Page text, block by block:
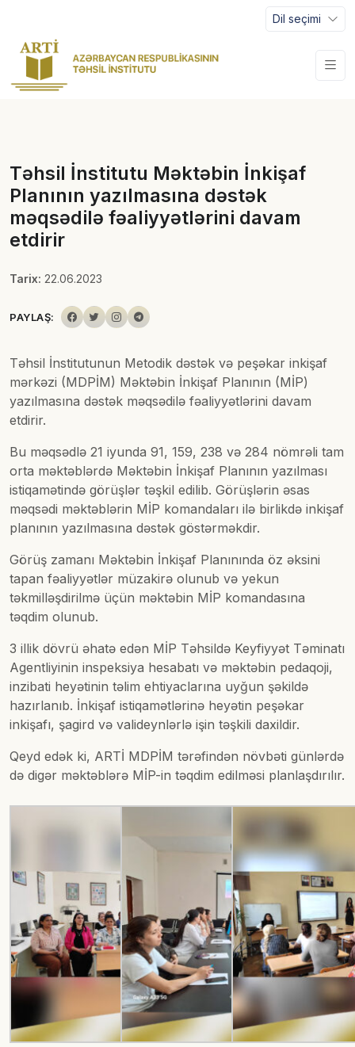
Dil seçimi
Təhsil İnstitutu Məktəbin İnkişaf
Planının yazılmasına dəstək
məqsədilə fəaliyyətlərini davam
etdirir
Tarix: 22.06.2023
PAYLAŞ:
Təhsil İnstitutunun Metodik dəstək və peşəkar inkişaf
mərkəzi (MDPİM) Məktəbin İnkişaf Planının (MİP)
yazılmasına dəstək məqsədilə fəaliyyətlərini davam
etdirir.
Bu məqsədlə 21 iyunda 91, 159, 238 və 284 nömrəli tam
orta məktəblərdə Məktəbin İnkişaf Planının yazılması
istiqamətində görüşlər təşkil edilib. Görüşlərin əsas
məqsədi məktəblərin MİP komandaları ilə birlikdə inkişaf
planının yazılmasına dəstək göstərməkdir.
Görüş zamanı Məktəbin İnkişaf Planınında öz əksini
tapan fəaliyyətlər müzakirə olunub və yekun
təkmilləşdirilmə üçün məktəbin MİP komandasına
təqdim olunub.
3 illik dövrü əhatə edən MİP Təhsildə Keyfiyyət Təminatı
Agentliyinin inspeksiya hesabatı və məktəbin pedaqoji,
inzibati heyətinin təlim ehtiyaclarına uyğun şəkildə
hazırlanıb. İnkişaf istiqamətlərinə heyətin peşəkar
inkişafı, şagird və valideynlərlə işin təşkili daxildir.
Qeyd edək ki, ARTİ MDPİM tərəfindən növbəti günlərdə
də digər məktəblərə MİP-in təqdim edilməsi planlaşdırılır.